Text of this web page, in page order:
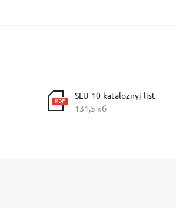
SLU-10-kataloznyj-list
131,5 кб